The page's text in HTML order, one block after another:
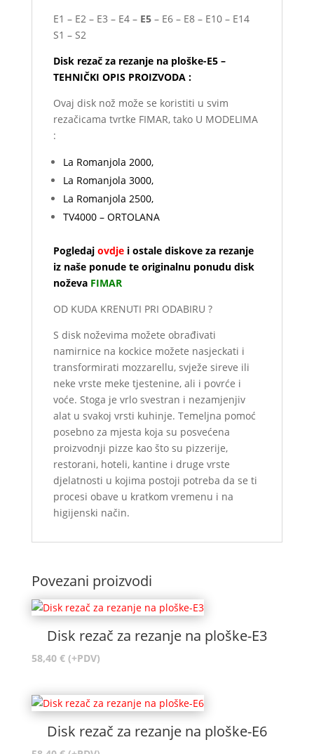
E1 – E2 – E3 – E4 – E5– E6 – E8 – E10 – E14
S1 – S2
Disk rezač za rezanje na ploške-E5 –
TEHNIČKI OPIS PROIZVODA :
Ovaj disk nož može se koristiti u svim
rezačicama tvrtke FIMAR, tako U MODELIMA
:
La Romanjola 2000,
La Romanjola 3000,
La Romanjola 2500,
TV4000 – ORTOLANA
Pogledaj ovdjei ostale diskove za rezanje
iz naše ponude te originalnu ponudu disk
noževa FIMAR
OD KUDA KRENUTI PRI ODABIRU ?
S disk noževima možete obrađivati
namirnice na kockice možete nasjeckati i
transformirati mozzarellu, svježe sireve ili
neke vrste meke tjestenine, ali i povrće i
voće. Stoga je vrlo svestran i nezamjenjiv
alat u svakoj vrsti kuhinje. Temeljna pomoć
posebno za mjesta koja su posvećena
proizvodnji pizze kao što su pizzerije,
restorani, hoteli, kantine i druge vrste
djelatnosti u kojima postoji potreba da se ti
procesi obave u kratkom vremenu i na
higijenski način.
Povezani proizvodi
Disk rezač za rezanje na ploške-E3
58,40 € (+PDV)
Disk rezač za rezanje na ploške-E6